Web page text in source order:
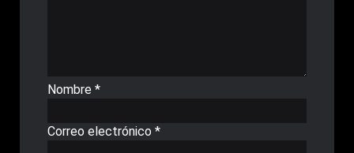
Nombre *
Correo electrónico *